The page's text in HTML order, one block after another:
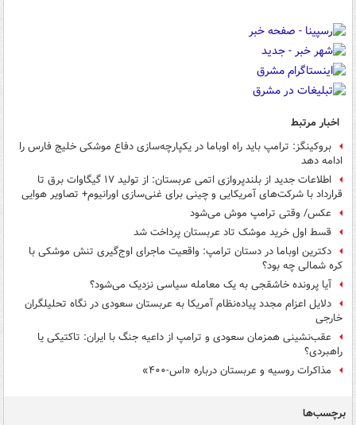
اخبار مرتبط
بروکینگز: ترامپ باید راه اوباما در یکپارچه‌سازی دفاع موشکی خلیج فارس را
ادامه دهد
اطلاعات جدید از بلندپروازی اتمی عربستان: از تولید ۱۷ گیگاوات برق تا
قرارداد با شرکت‌های آمریکایی و چینی برای غنی‌سازی اورانیوم+ تصاویر هوایی
عکس/ وقتی ترامپ موش می‌شود
قسط اول خرید موشک تاد عربستان پرداخت شد
دکترین اوباما در دستان ترامپ: واقعیت ماجرای اوج‌گیری تنش موشکی با
کره شمالی چه بود؟
آیا پرونده خاشقجی به یک معامله سیاسی نزدیک می‌شود؟
دلایل اعزام مجدد پیاده‌نظام آمریکا به عربستان سعودی در نگاه تحلیلگران
خارجی
عقب‌نشینی همزمان سعودی و ترامپ از داعیه جنگ با ایران: تاکتیکی یا
راهبردی؟
مذاکرات روسیه و عربستان درباره «اس-۴۰۰»
برچسب‌ها